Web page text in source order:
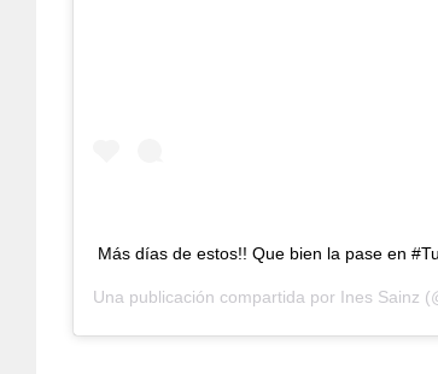
Más días de estos!! Que bien la pase en
Una publicación compartida por Ines Sainz